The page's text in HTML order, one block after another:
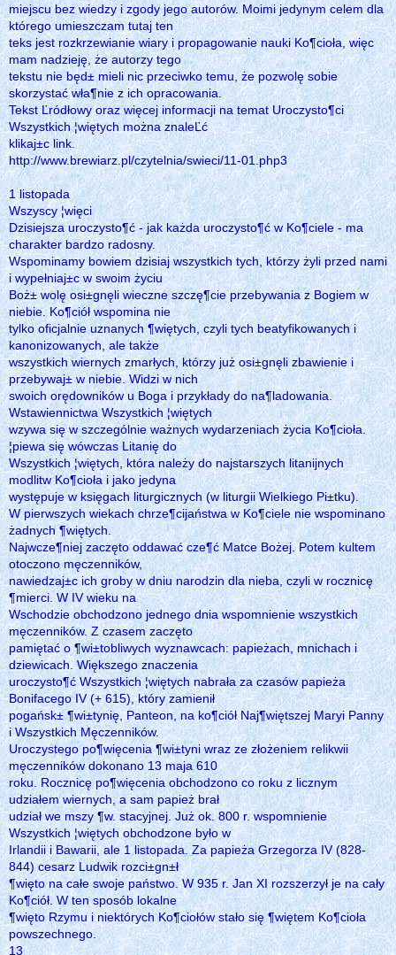
miejscu bez wiedzy i zgody jego autorów. Moimi jedynym celem dla
którego umieszczam tutaj ten
teks jest rozkrzewianie wiary i propagowanie nauki Ko¶cioła, więc
mam nadzieję, że autorzy tego
tekstu nie będ± mieli nic przeciwko temu, że pozwolę sobie
skorzystać wła¶nie z ich opracowania.
Tekst Ľródłowy oraz więcej informacji na temat Uroczysto¶ci
Wszystkich ¦więtych można znaleĽć
klikaj±c link.
http://www.brewiarz.pl/czytelnia/swieci/11-01.php3
1 listopada
Wszyscy ¦więci
Dzisiejsza uroczysto¶ć - jak każda uroczysto¶ć w Ko¶ciele - ma
charakter bardzo radosny.
Wspominamy bowiem dzisiaj wszystkich tych, którzy żyli przed nami
i wypełniaj±c w swoim życiu
Boż± wolę osi±gnęli wieczne szczę¶cie przebywania z Bogiem w
niebie. Ko¶ciół wspomina nie
tylko oficjalnie uznanych ¶więtych, czyli tych beatyfikowanych i
kanonizowanych, ale także
wszystkich wiernych zmarłych, którzy już osi±gnęli zbawienie i
przebywaj± w niebie. Widzi w nich
swoich orędowników u Boga i przykłady do na¶ladowania.
Wstawiennictwa Wszystkich ¦więtych
wzywa się w szczególnie ważnych wydarzeniach życia Ko¶cioła.
¦piewa się wówczas Litanię do
Wszystkich ¦więtych, która należy do najstarszych litanijnych
modlitw Ko¶cioła i jako jedyna
występuje w księgach liturgicznych (w liturgii Wielkiego Pi±tku).
W pierwszych wiekach chrze¶cijaństwa w Ko¶ciele nie wspominano
żadnych ¶więtych.
Najwcze¶niej zaczęto oddawać cze¶ć Matce Bożej. Potem kultem
otoczono męczenników,
nawiedzaj±c ich groby w dniu narodzin dla nieba, czyli w rocznicę
¶mierci. W IV wieku na
Wschodzie obchodzono jednego dnia wspomnienie wszystkich
męczenników. Z czasem zaczęto
pamiętać o ¶wi±tobliwych wyznawcach: papieżach, mnichach i
dziewicach. Większego znaczenia
uroczysto¶ć Wszystkich ¦więtych nabrała za czasów papieża
Bonifacego IV (+ 615), który zamienił
pogańsk± ¶wi±tynię, Panteon, na ko¶ciół Naj¶więtszej Maryi Panny
i Wszystkich Męczenników.
Uroczystego po¶więcenia ¶wi±tyni wraz ze złożeniem relikwii
męczenników dokonano 13 maja 610
roku. Rocznicę po¶więcenia obchodzono co roku z licznym
udziałem wiernych, a sam papież brał
udział we mszy ¶w. stacyjnej. Już ok. 800 r. wspomnienie
Wszystkich ¦więtych obchodzone było w
Irlandii i Bawarii, ale 1 listopada. Za papieża Grzegorza IV (828-
844) cesarz Ludwik rozci±gn±ł
¶więto na całe swoje państwo. W 935 r. Jan XI rozszerzył je na cały
Ko¶ciół. W ten sposób lokalne
¶więto Rzymu i niektórych Ko¶ciołów stało się ¶więtem Ko¶cioła
powszechnego.
13